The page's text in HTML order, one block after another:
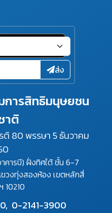
การสิทธิมนุษยชน
าติ
ติ 80 พรรษา 5 ธันวาคม
คารบี) ฝั่งทิศใต้ ชั้น 6-7
วงทุ่งสองห้อง เขตหลักสี่
10210
0-2141-3900
ส่ง